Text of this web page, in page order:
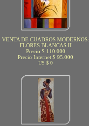
VENTA DE CUADROS MODERNOS:
FLORES BLANCAS II
Precio $ 110.000
Precio Internet $ 95.000
US $ 0